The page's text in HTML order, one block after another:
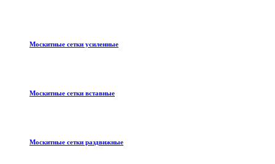
Москитные сетки усиленные
Москитные сетки вставные
Москитные сетки раздвижные